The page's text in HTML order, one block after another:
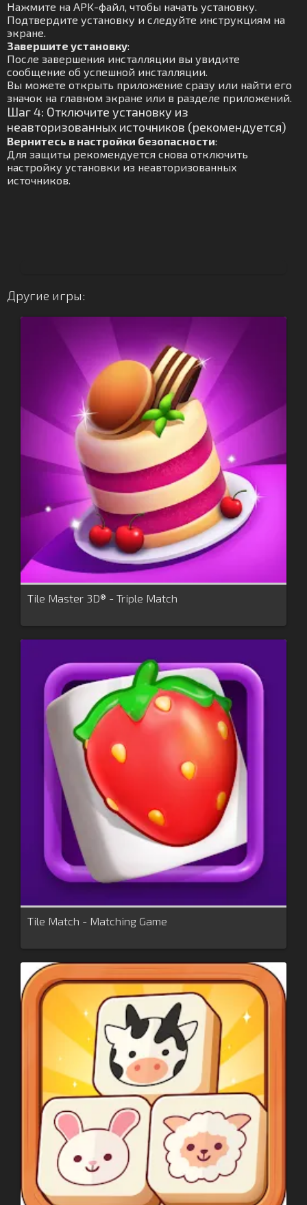
Нажмите на APK-файл, чтобы начать установку.
Подтвердите установку и следуйте инструкциям на
экране.
Завершите установку:
После завершения инсталляции вы увидите
сообщение об успешной инсталляции.
Вы можете открыть приложение сразу или найти его
значок на главном экране или в разделе приложений.
Шаг 4: Отключите установку из
неавторизованных источников (рекомендуется)
Вернитесь в настройки безопасности:
Для защиты рекомендуется снова отключить
настройку установки из неавторизованных
источников.
Другие игры:
Tile Master 3D® - Triple Match
Tile Match - Matching Game